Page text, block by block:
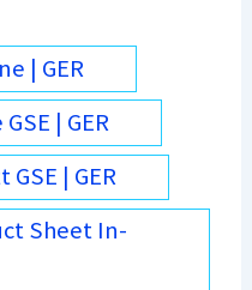
| GER
| GER
| GER
Sheet In-